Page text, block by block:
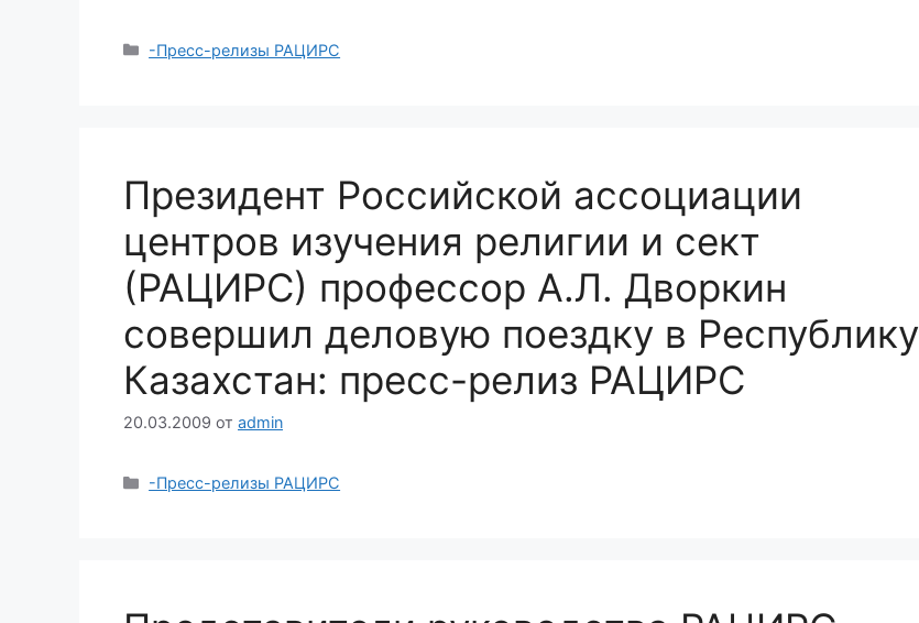
Рубрики
-Пресс-релизы РАЦИРС
Президент Российской ассоциации
центров изучения религии и сект
(РАЦИРС) профессор А.Л. Дворкин
совершил деловую поездку в Республику
Казахстан: пресс-релиз РАЦИРС
20.03.2009 от admin
Рубрики
-Пресс-релизы РАЦИРС